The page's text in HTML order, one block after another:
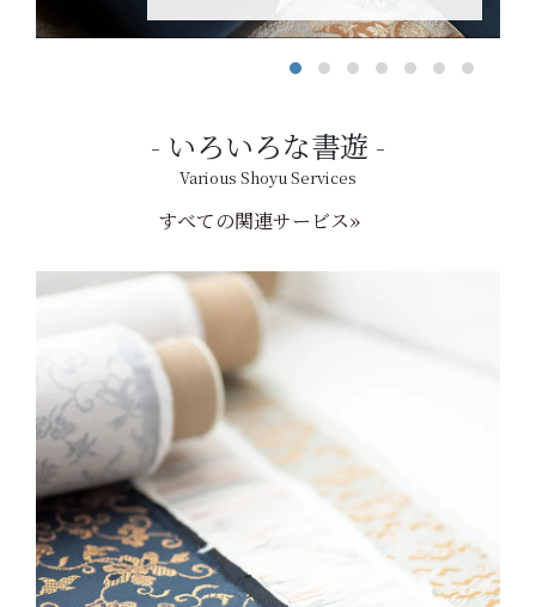
いろいろな書遊
Various Shoyu Services
すべての関連サービス»